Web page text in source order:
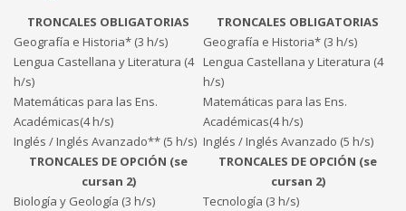
TRONCALES OBLIGATORIAS
TRONCALES OBLIGATORIAS
Geografía e Historia* (3 h/s)
Geografía e Historia* (3 h/s)
Lengua Castellana y Literatura (4
h/s)
Lengua Castellana y Literatura (4
h/s)
Matemáticas para las Ens.
Académicas(4 h/s)
Matemáticas para las Ens.
Académicas(4 h/s)
Inglés / Inglés Avanzado** (5 h/s) Inglés / Inglés Avanzado (5 h/s)
TRONCALES DE OPCIÓN (se
cursan 2)
TRONCALES DE OPCIÓN (se
cursan 2)
Biología y Geología (3 h/s)
Tecnología (3 h/s)